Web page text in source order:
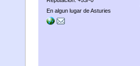
En algun lugar de Asturies